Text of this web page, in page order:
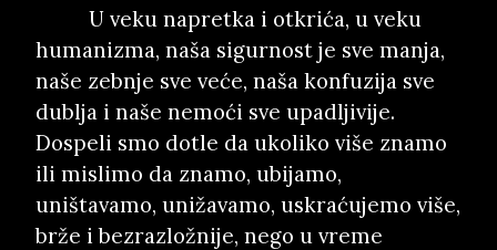
U veku napretka i otkrića, u veku
humanizma, naša sigurnost je sve manja,
naše zebnje sve veće, naša konfuzija sve
dublja i naše nemoći sve upadljivije.
Dospeli smo dotle da ukoliko više znamo
ili mislimo da znamo, ubijamo,
uništavamo, unižavamo, uskraćujemo više,
brže i bezrazložnije, nego u vreme